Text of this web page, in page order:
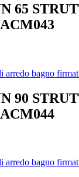
65
90